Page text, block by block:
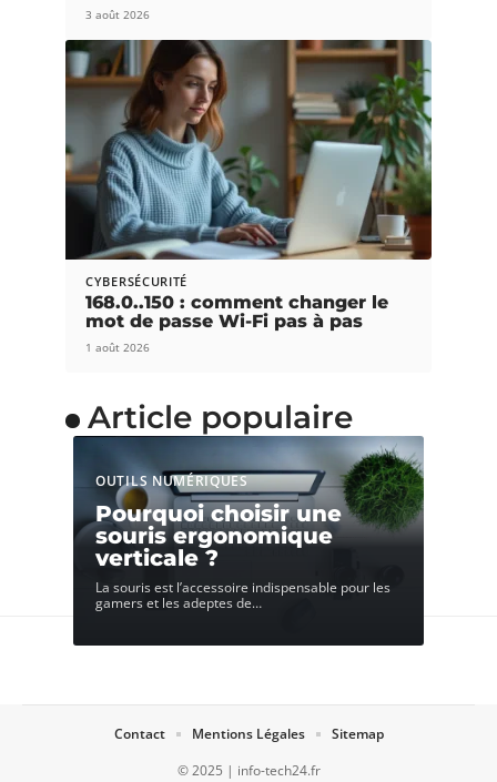
3 août 2026
CYBERSÉCURITÉ
168.0..150 : comment changer le
mot de passe Wi-Fi pas à pas
1 août 2026
Article populaire
OUTILS NUMÉRIQUES
Pourquoi choisir une
souris ergonomique
verticale ?
La souris est l’accessoire indispensable pour les
gamers et les adeptes de…
© 2025 | info-tech24.fr
Contact Mentions Légales Sitemap